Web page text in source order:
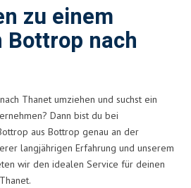
zu einem
Bottrop nach
Thanet umziehen und suchst ein
Dann bist du bei
aus Bottrop genau an der
langjährigen Erfahrung und unserem
wir den idealen Service für deinen